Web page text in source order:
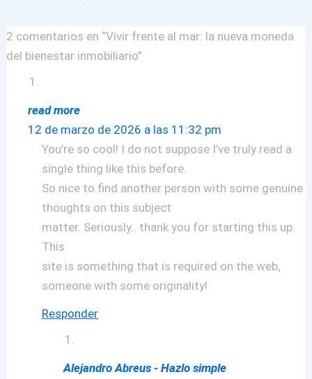
2 comentarios en “Vivir frente al mar: la nueva moneda
del bienestar inmobiliario”
read more
12 de marzo de 2026 a las 11:32 pm
You’re so cool! I do not suppose I’ve truly read a
single thing like this before.
So nice to find another person with some genuine
thoughts on this subject
matter. Seriously.. thank you for starting this up.
This
site is something that is required on the web,
someone with some originality!
Responder
Alejandro Abreus - Hazlo simple